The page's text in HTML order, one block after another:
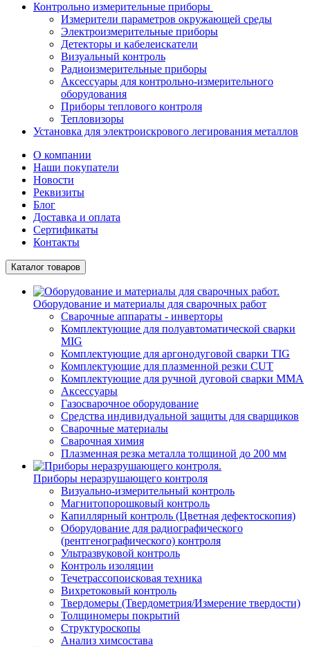
Контрольно измерительные приборы
Измерители параметров окружающей среды
Электроизмерительные приборы
Детекторы и кабелеискатели
Визуальный контроль
Радиоизмерительные приборы
Аксессуары для контрольно-измерительного
оборудования
Приборы теплового контроля
Тепловизоры
Установка для электроискрового легирования металлов
О компании
Наши покупатели
Новости
Реквизиты
Блог
Доставка и оплата
Сертификаты
Контакты
Каталог товаров
Оборудование и материалы для сварочных работ
Сварочные аппараты - инверторы
Комплектующие для полуавтоматической сварки
MIG
Комплектующие для аргонодуговой сварки TIG
Комплектующие для плазменной резки CUT
Комплектующие для ручной дуговой сварки MMA
Аксессуары
Газосварочное оборудование
Средства индивидуальной защиты для сварщиков
Сварочные материалы
Сварочная химия
Плазменная резка металла толщиной до 200 мм
Приборы неразрушающего контроля
Визуально-измерительный контроль
Магнитопорошковый контроль
Капиллярный контроль (Цветная дефектоскопия)
Оборудование для радиографического
(рентгенографического) контроля
Ультразвуковой контроль
Контроль изоляции
Течетрассопоисковая техника
Вихретоковый контроль
Твердомеры (Твердометрия/Измерение твердости)
Толщиномеры покрытий
Структуроскопы
Анализ химсостава